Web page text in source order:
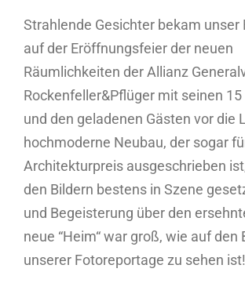
Strahlende Gesichter bekam
auf der Eröffnungsfeier der neuen
Räumlichkeiten der Allianz
Rockenfeller&Pflüger mit seinen
und den geladenen Gästen vor die
hochmoderne Neubau, der sogar
Architekturpreis ausgeschrieben
den Bildern bestens in Szene
und Begeisterung über den
neue “Heim“ war groß, wie auf den
unserer Fotoreportage zu sehen ist!